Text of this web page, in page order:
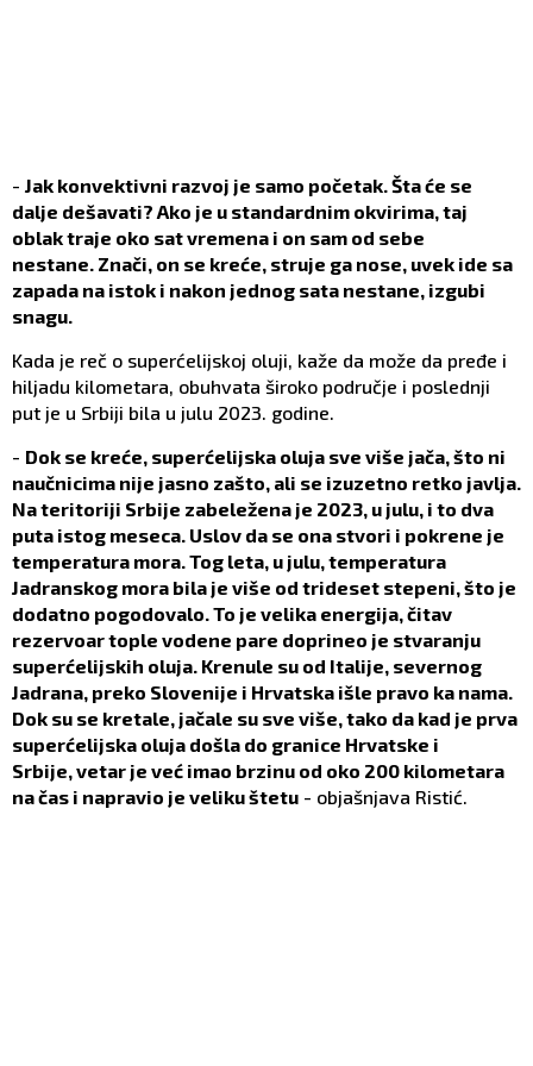
- Jak konvektivni razvoj je samo početak. Šta će se
dalje dešavati? Ako je u standardnim okvirima, taj
oblak traje oko sat vremena i on sam od sebe
nestane. Znači, on se kreće, struje ga nose, uvek ide sa
zapada na istok i nakon jednog sata nestane, izgubi
snagu.
Kada je reč o superćelijskoj oluji, kaže da može da pređe i
hiljadu kilometara, obuhvata široko područje i poslednji
put je u Srbiji bila u julu 2023. godine.
- Dok se kreće, superćelijska oluja sve više jača, što ni
naučnicima nije jasno zašto, ali se izuzetno retko javlja.
Na teritoriji Srbije zabeležena je 2023, u julu, i to dva
puta istog meseca. Uslov da se ona stvori i pokrene je
temperatura mora. Tog leta, u julu, temperatura
Jadranskog mora bila je više od trideset stepeni, što je
dodatno pogodovalo. To je velika energija, čitav
rezervoar tople vodene pare doprineo je stvaranju
superćelijskih oluja. Krenule su od Italije, severnog
Jadrana, preko Slovenije i Hrvatska išle pravo ka nama.
Dok su se kretale, jačale su sve više, tako da kad je prva
superćelijska oluja došla do granice Hrvatske i
Srbije, vetar je već imao brzinu od oko 200 kilometara
na čas i napravio je veliku štetu - objašnjava Ristić.